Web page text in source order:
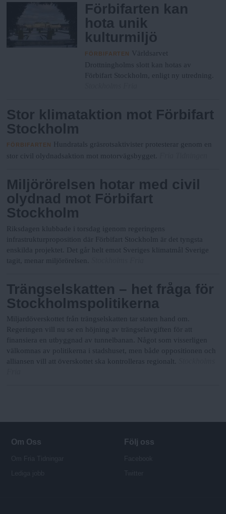
Förbifarten kan
hota unik
kulturmiljö
FÖRBIFARTEN
Världsarvet
Drottningholms slott kan hotas av
Förbifart Stockholm, enligt ny utredning.
Stor klimataktion mot Förbifart
Stockholm
FÖRBIFARTEN
Hundratals gräsrotsaktivister protesterar genom en
stor civil olydnadsaktion mot motorvägsbygget.
Miljörörelsen hotar med civil
olydnad mot Förbifart
Stockholm
Riksdagen klubbade i torsdag igenom regeringens
infrastrukturproposition där Förbifart Stockholm är det tyngsta
enskilda projektet. Det går helt emot Sveriges klimatmål Sverige
tagit, menar miljörörelsen.
Trängselskatten – het fråga för
Stockholmspolitikerna
Miljardöverskottet från trängselskatten tar staten hand om.
Regeringen vill nu se en höjning av trängselavgiften för att
finansiera en utbyggnad av tunnelbanan. Något som visserligen
välkomnas av politikerna i stadshuset, men både oppositionen och
alliansen vill att överskottet ska kontrolleras regionalt.
Om Oss Följ oss